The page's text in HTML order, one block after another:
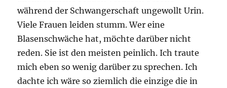
während der Schwangerschaft ungewollt Urin.
Viele Frauen leiden stumm. Wer eine
Blasenschwäche hat, möchte darüber nicht
reden. Sie ist den meisten peinlich. Ich traute
mich eben so wenig darüber zu sprechen. Ich
dachte ich wäre so ziemlich die einzige die in